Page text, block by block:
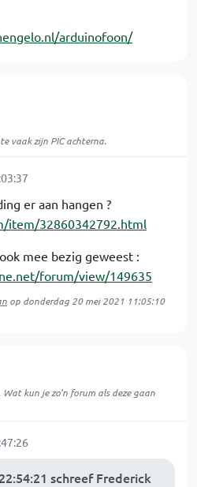
arduinofoon/
vaak zijn PIC achterna.
er aan hangen ?
item/32860342792.html
mee bezig geweest :
forum/view/149635
op donderdag 20 mei 2021 11:05:10
kun je zo'n forum als deze gaan
schreef Frederick